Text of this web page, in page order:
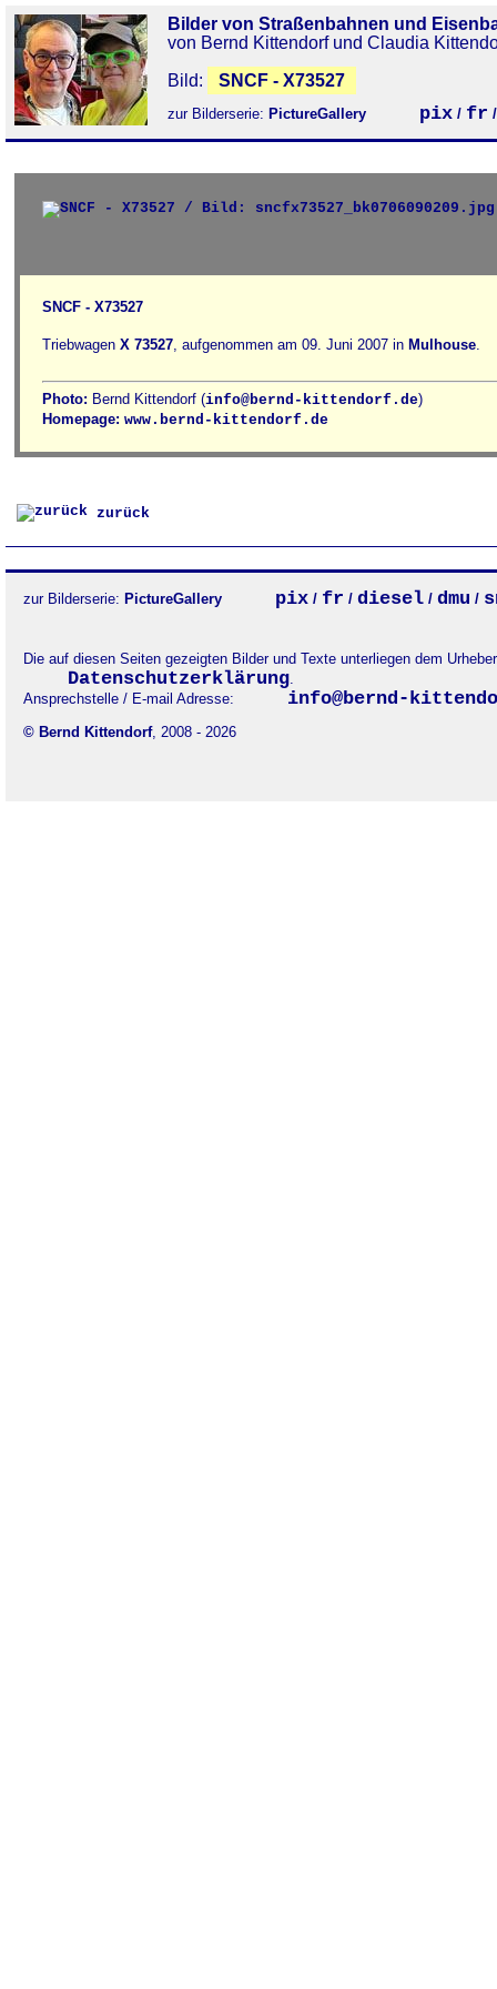
Bilder von Straßenbahnen und
von Bernd Kittendorf und Claudia
Bild:
SNCF - X73527
zur Bilderserie: PictureGallery pix / fr
SNCF - X73527
Triebwagen X 73527, aufgenommen am 09. Juni 2007 in Mulhouse.
Photo: Bernd Kittendorf (info@bernd-kittendorf.de)
Homepage: www.bernd-kittendorf.de
zurück
zur Bilderserie: PictureGallery pix / fr / diesel / dmu /
Die auf diesen Seiten gezeigten Bilder und Texte unterliegen dem
Datenschutzerklärung.
Ansprechstelle / E-mail Adresse:
info@bernd-
© Bernd Kittendorf, 2008 - 2026